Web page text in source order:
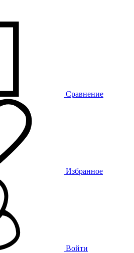
Сравнение
Избранное
Войти